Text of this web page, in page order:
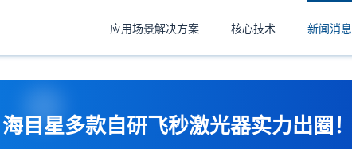
应用场景解决方案 核心技术 新闻消息
目星多款自研飞秒激光器实力出圈！